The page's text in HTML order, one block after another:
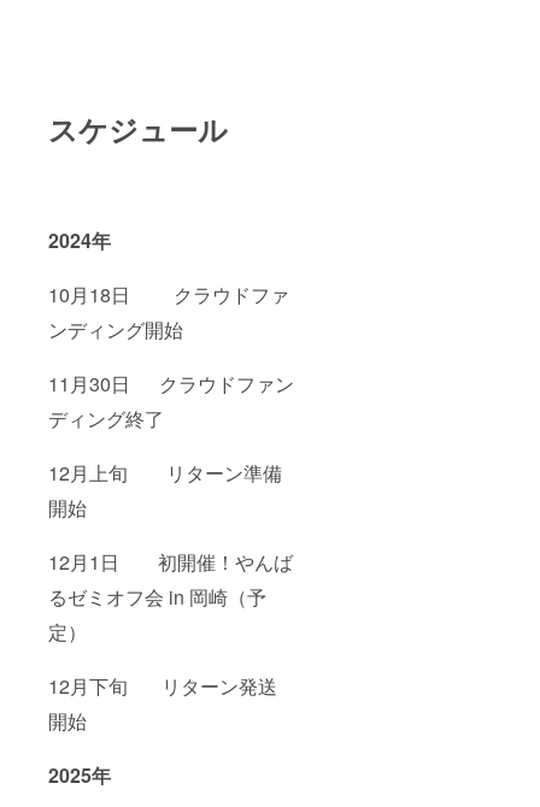
スケジュール
2024年
10月18日 クラウドファ
ンディング開始
11月30日 クラウドファン
ディング終了
12月上旬 リターン準備
開始
12月1日 初開催！やんば
るゼミオフ会 in 岡崎（予
定）
12月下旬 リターン発送
開始
2025年